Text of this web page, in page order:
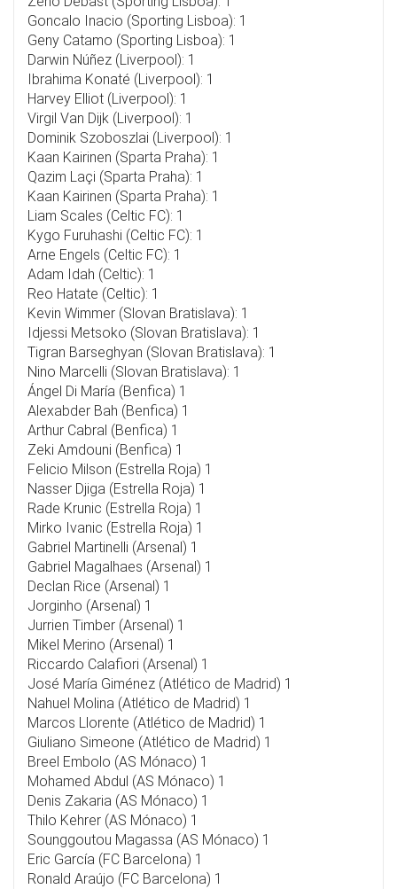
Goncalo Inacio (Sporting Lisboa): 1
Geny Catamo (Sporting Lisboa): 1
Darwin Núñez (Liverpool): 1
Ibrahima Konaté (Liverpool): 1
Harvey Elliot (Liverpool): 1
Virgil Van Dijk (Liverpool): 1
Dominik Szoboszlai (Liverpool): 1
Kaan Kairinen (Sparta Praha): 1
Qazim Laçi (Sparta Praha): 1
Kaan Kairinen (Sparta Praha): 1
Liam Scales (Celtic FC): 1
Kygo Furuhashi (Celtic FC): 1
Arne Engels (Celtic FC): 1
Adam Idah (Celtic): 1
Reo Hatate (Celtic): 1
Kevin Wimmer (Slovan Bratislava): 1
Idjessi Metsoko (Slovan Bratislava): 1
Tigran Barseghyan (Slovan Bratislava): 1
Nino Marcelli (Slovan Bratislava): 1
Ángel Di María (Benfica) 1
Alexabder Bah (Benfica) 1
Arthur Cabral (Benfica) 1
Zeki Amdouni (Benfica) 1
Felicio Milson (Estrella Roja) 1
Nasser Djiga (Estrella Roja) 1
Rade Krunic (Estrella Roja) 1
Mirko Ivanic (Estrella Roja) 1
Gabriel Martinelli (Arsenal) 1
Gabriel Magalhaes (Arsenal) 1
Declan Rice (Arsenal) 1
Jorginho (Arsenal) 1
Jurrien Timber (Arsenal) 1
Mikel Merino (Arsenal) 1
Riccardo Calafiori (Arsenal) 1
José María Giménez (Atlético de Madrid) 1
Nahuel Molina (Atlético de Madrid) 1
Marcos Llorente (Atlético de Madrid) 1
Giuliano Simeone (Atlético de Madrid) 1
Breel Embolo (AS Mónaco) 1
Mohamed Abdul (AS Mónaco) 1
Denis Zakaria (AS Mónaco) 1
Thilo Kehrer (AS Mónaco) 1
Sounggoutou Magassa (AS Mónaco) 1
Eric García (FC Barcelona) 1
Ronald Araújo (FC Barcelona) 1